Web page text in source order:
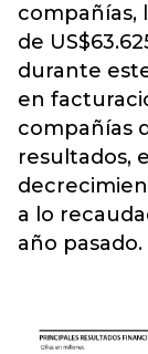
compañías,
de
durante
en
compañías
resultados,
a lo
año pasado.